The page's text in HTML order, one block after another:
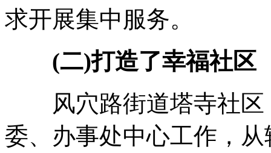
求开展集中服务。
(二)打造了幸福社区
风穴路街道塔寺社区
委、办事处中心工作，